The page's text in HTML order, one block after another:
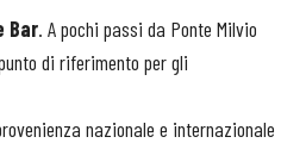
Bar. A pochi passi da Ponte Milvio
di riferimento per gli
nazionale e internazionale